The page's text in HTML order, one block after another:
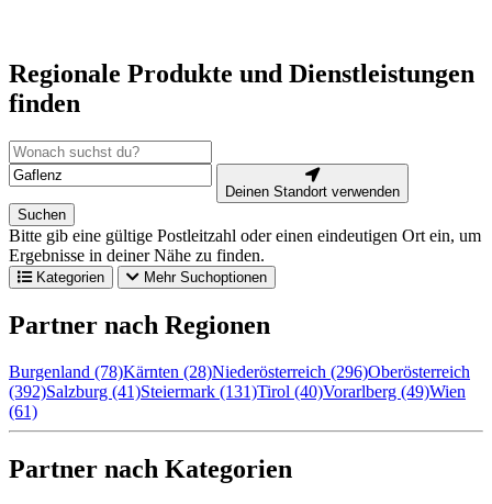
Regionale Produkte und Dienstleistungen
finden
Deinen Standort verwenden
Suchen
Bitte gib eine gültige Postleitzahl oder einen eindeutigen Ort ein, um
Ergebnisse in deiner Nähe zu finden.
Kategorien Mehr Suchoptionen
Partner nach Regionen
Burgenland (78)Kärnten (28)Niederösterreich (296)Oberösterreich
(392)Salzburg (41)Steiermark (131)Tirol (40)Vorarlberg (49)Wien
(61)
Partner nach Kategorien